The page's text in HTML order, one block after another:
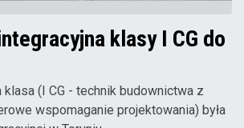
klasy I CG do
(I CG - technik budownictwa z
wspomaganie projektowania) była